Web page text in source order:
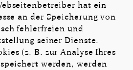
hat ein
an der Speicherung von
fehlerfreien und
seiner Dienste.
(z. B. zur Analyse Ihres
werden, werden